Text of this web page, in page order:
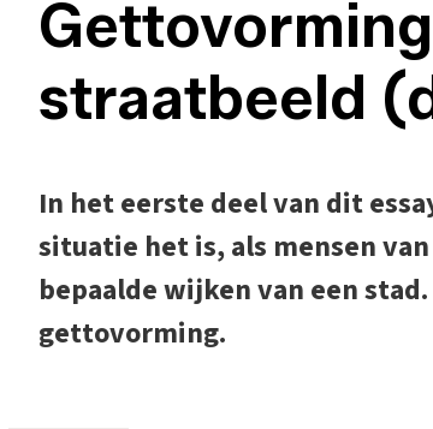
straatbeeld
In het eerste deel van dit
situatie het is, als mensen
bepaalde wijken van een
gettovorming.